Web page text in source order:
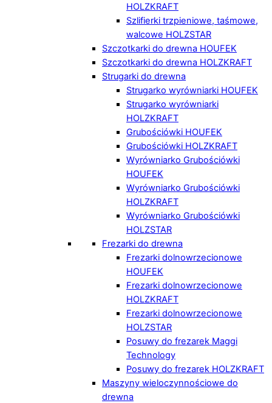
HOLZKRAFT
Szlifierki trzpieniowe, taśmowe,
walcowe HOLZSTAR
Szczotkarki do drewna HOUFEK
Szczotkarki do drewna HOLZKRAFT
Strugarki do drewna
Strugarko wyrówniarki HOUFEK
Strugarko wyrówniarki
HOLZKRAFT
Grubościówki HOUFEK
Grubościówki HOLZKRAFT
Wyrówniarko Grubościówki
HOUFEK
Wyrówniarko Grubościówki
HOLZKRAFT
Wyrówniarko Grubościówki
HOLZSTAR
Frezarki do drewna
Frezarki dolnowrzecionowe
HOUFEK
Frezarki dolnowrzecionowe
HOLZKRAFT
Frezarki dolnowrzecionowe
HOLZSTAR
Posuwy do frezarek Maggi
Technology
Posuwy do frezarek HOLZKRAFT
Maszyny wieloczynnościowe do
drewna